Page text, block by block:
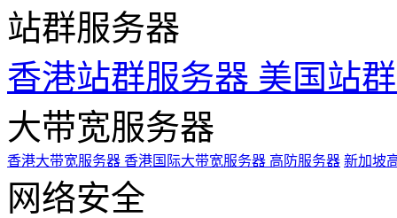
站群服务器
香港站群服务器 美国站
大带宽服务器
香港大带宽服务器 香港国际大带宽服务器 高防服务器 新加坡
网络安全